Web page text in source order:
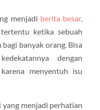
menjadi berita besar.
ketika sebuah
banyak orang. Bisa
dengan
menyentuh isu
menjadi perhatian